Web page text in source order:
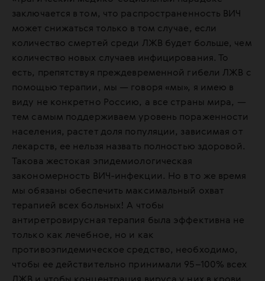
заключается в том, что распространенность ВИЧ
может снижаться только в том случае, если
количество смертей среди ЛЖВ будет больше, чем
количество новых случаев инфицирования. То
есть, препятствуя преждевременной гибели ЛЖВ с
помощью терапии, мы — говоря «мы», я имею в
виду не конкретно Россию, а все страны мира, —
тем самым поддерживаем уровень пораженности
населения, растет доля популяции, зависимая от
лекарств, ее нельзя назвать полностью здоровой.
Такова жестокая эпидемиологическая
закономерность ВИЧ-инфекции. Но в то же время
мы обязаны обеспечить максимальный охват
терапией всех больных! А чтобы
антиретровирусная терапия была эффективна не
только как лечебное, но и как
противоэпидемическое средство, необходимо,
чтобы ее действительно принимали 95–100% всех